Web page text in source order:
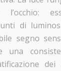
di
segno
una